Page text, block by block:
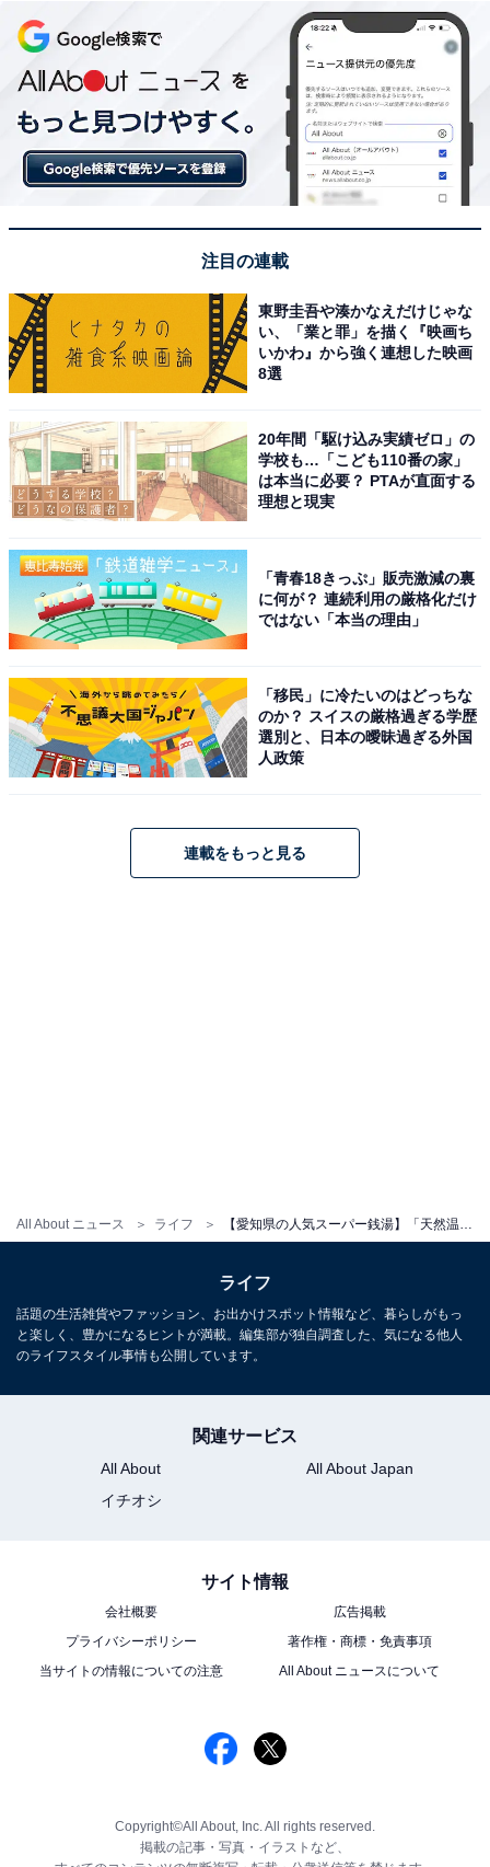
All About ニュース ライフ
注目の連載
東野圭吾や湊かなえだけじゃな
い、「業と罪」を描く『映画ち
いかわ』から強く連想した映画
8選
20年間「駆け込み実績ゼロ」の
学校も…「こども110番の家」
は本当に必要？ PTAが直面する
理想と現実
「青春18きっぷ」販売激減の裏
に何が？ 連続利用の厳格化だけ
ではない「本当の理由」
「移民」に冷たいのはどっちな
のか？ スイスの厳格過ぎる学歴
選別と、日本の曖昧過ぎる外国
人政策
連載をもっと見る
ライフ
話題の生活雑貨やファッション、お出かけスポット情報など、暮らしがもっ
と楽しく、豊かになるヒントが満載。編集部が独自調査した、気になる他人
のライフスタイル事情も公開しています。
関連サービス
All About
All About Japan
イチオシ
サイト情報
会社概要
広告掲載
プライバシーポリシー
著作権・商標・免責事項
当サイトの情報についての注意
All About ニュースについて
Copyright©All About, Inc. All rights reserved.
掲載の記事・写真・イラストなど、